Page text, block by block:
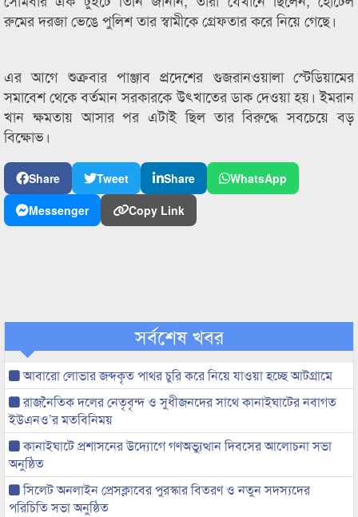
রুমের দরজা ভেঙে পুলিশ তার স্বামীকে গ্রেফতার করে নিয়ে গেছে।
এর আগে শুক্রবার পাঞ্জাব প্রদেশের গুজরানওয়ালা স্টেডিয়ামের
সমাবেশ থেকে বর্তমান সরকারকে উৎখাতের ডাক দেওয়া হয়। ইমরান
খান ক্ষমতায় আসার পর এটাই ছিল তার বিরুদ্ধে সবচেয়ে বড়
বিক্ষোভ।
Share Tweet Share
WhatsApp
Messenger
Copy Link
সর্বশেষ খবর
আবারো লোভার জব্দকৃত পাথর চুরি করে নিয়ে যাওয়া হচ্ছে আটগ্রামে
রাজনৈতিক দলের নেতৃবৃন্দ ও সুধীজনদের সাথে কানাইঘাটের নবাগত
ইউএনও’র মতবিনিময়
কানাইঘাটে প্রশাসনের উদ্যোগে গণঅভ্যুত্থান দিবসের আলোচনা সভা
অনুষ্ঠিত
সিলেট অনলাইন প্রেসক্লাবের পুরস্কার বিতরণ ও নতুন সদস্যদের
পরিচিতি সভা অনুষ্ঠিত